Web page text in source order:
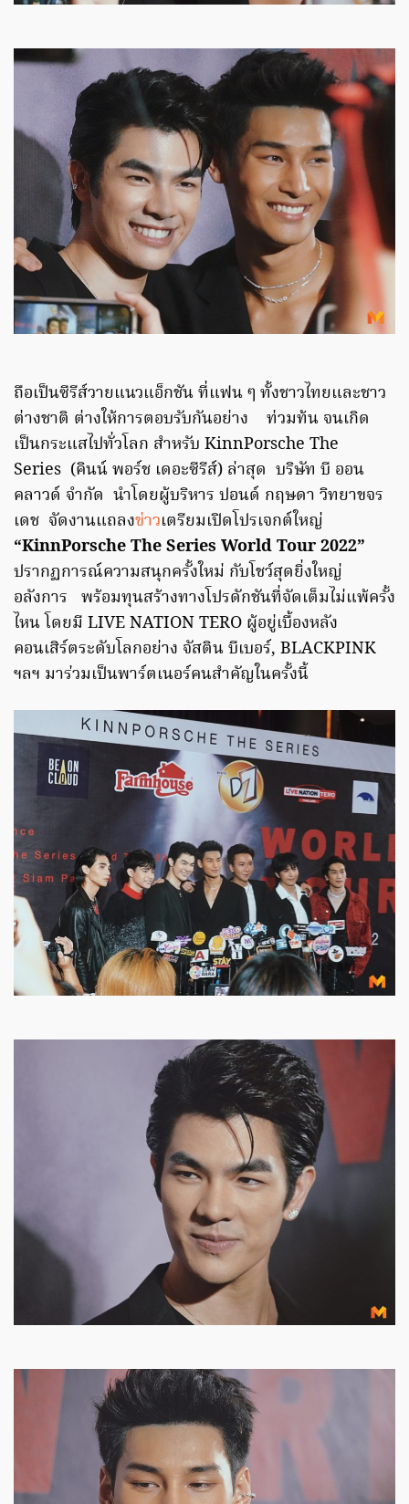
ถือเป็นซีรีส์วายแนวแอ็กชัน ที่แฟน ๆ ทั้งชาวไทยและชาว
ต่างชาติ ต่างให้การตอบรับกันอย่าง ท่วมท้น จนเกิด
เป็นกระแสไปทั่วโลก สำหรับ KinnPorsche The
Series (คินน์ พอร์ช เดอะซีรีส์) ล่าสุด บริษัท บี ออน
คลาวด์ จำกัด นำโดยผู้บริหาร ปอนด์ กฤษดา วิทยาขจร
เดช จัดงานแถลงข่าวเตรียมเปิดโปรเจกต์ใหญ่
“KinnPorsche The Series World Tour 2022”
ปรากฏการณ์ความสนุกครั้งใหม่ กับโชว์สุดยิ่งใหญ่
อลังการ พร้อมทุนสร้างทางโปรดักชันที่จัดเต็มไม่แพ้ครั้ง
ไหน โดยมี LIVE NATION TERO ผู้อยู่เบื้องหลัง
คอนเสิร์ตระดับโลกอย่าง จัสติน บีเบอร์, BLACKPINK
ฯลฯ มาร่วมเป็นพาร์ตเนอร์คนสำคัญในครั้งนี้